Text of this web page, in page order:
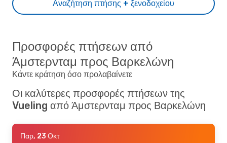
Αναζήτηση πτήσης + ξενοδοχείου
Προσφορές πτήσεων από
Άμστερνταμ προς Βαρκελώνη
Κάντε κράτηση όσο προλαβαίνετε
Οι καλύτερες προσφορές πτήσεων της
Vueling από Άμστερνταμ προς Βαρκελώνη
Παρ, 23 Οκτ